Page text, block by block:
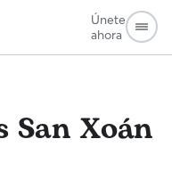
Únete
ahora
San Xoán